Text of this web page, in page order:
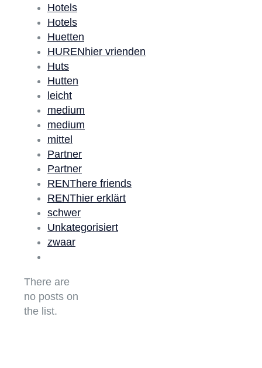
Hotels
Hotels
Huetten
HURENhier vrienden
Huts
Hutten
leicht
medium
medium
mittel
Partner
Partner
RENThere friends
RENThier erklärt
schwer
Unkategorisiert
zwaar
There are
no posts on
the list.